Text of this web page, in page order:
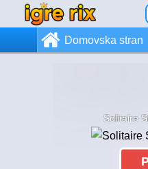
Domovska stran
Solitaire